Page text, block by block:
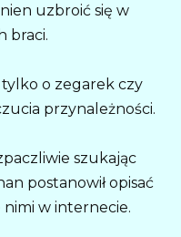
uzbroić się w
braci.
o zegarek czy
przynależności.
szukając
postanowił opisać
nimi w internecie.